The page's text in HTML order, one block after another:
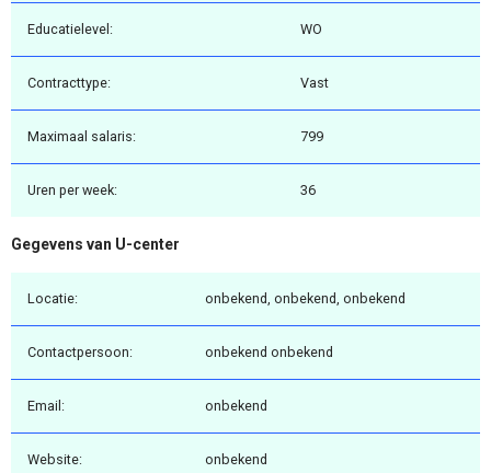
Educatielevel: WO
Contracttype: Vast
Maximaal salaris: 799
Uren per week: 36
Gegevens van U-center
Locatie: onbekend, onbekend, onbekend
Contactpersoon: onbekend onbekend
Email: onbekend
Website: onbekend